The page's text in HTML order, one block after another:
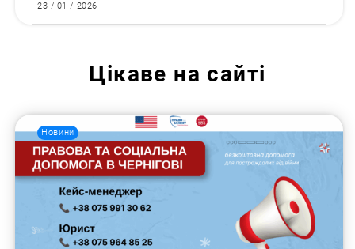
23 / 01 / 2026
Цікаве на сайті
Новини